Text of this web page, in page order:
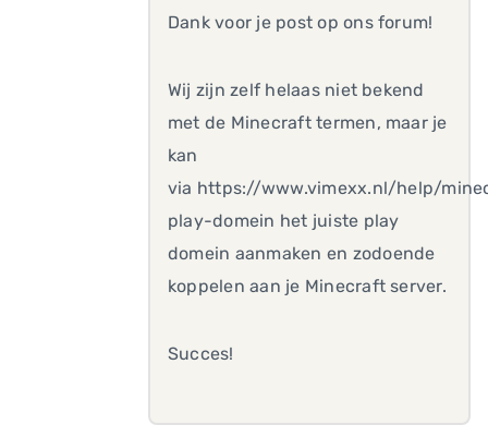
Dank voor je post op ons forum!
Wij zijn zelf helaas niet bekend
met de Minecraft termen, maar je
kan
via https://www.vimexx.nl/help/
play-domein het juiste play
domein aanmaken en zodoende
koppelen aan je Minecraft server.
Succes!